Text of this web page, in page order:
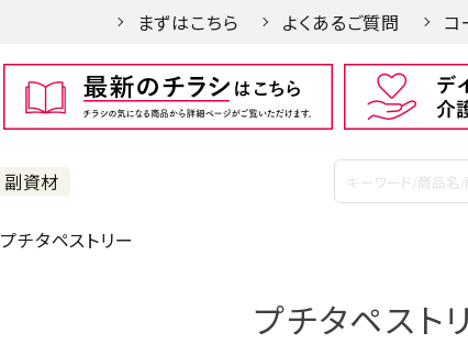
まずはこちら よくあるご質問 コ
副資材
プチタペストリー
プチタペスト